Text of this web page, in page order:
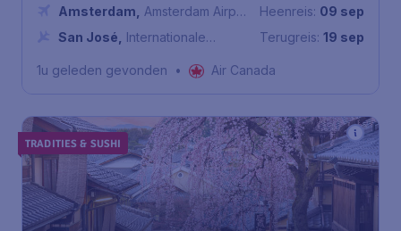
Amsterdam
Amsterdam Airport
Schiphol
San José
Internationale
Heenreis: 09 sep
Terugreis: 19 sep
1u geleden gevonden • Air Canada
TRADITIES & SUSHI